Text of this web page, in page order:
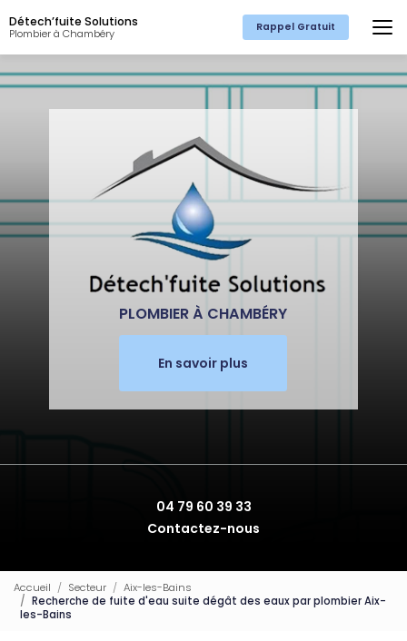
au
contenu
principal
Détech’fuite Solutions
Plombier à Chambéry Rappel Gratuit
PLOMBIER À CHAMBÉRY
En savoir plus
04 79 60 39 33
Contactez-nous
Accueil Secteur
Aix-les-Bains
Recherche de fuite d'eau suite dégât des eaux par plombier Aix-
les-Bains